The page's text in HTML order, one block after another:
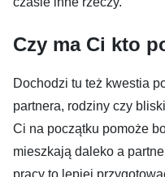
Czy ma Ci kto
Dochodzi tu też kwestia
partnera, rodziny czy
Ci na początku pomoże
mieszkają daleko a
pracy to lepiej